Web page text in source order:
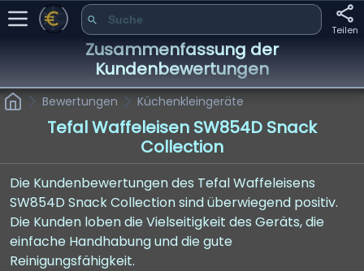
Teilen
Zusammenfassung der
Kundenbewertungen
Bewertungen Küchenkleingeräte
Tefal Waffeleisen SW854D Snack
Collection
Die Kundenbewertungen des Tefal Waffeleisens
SW854D Snack Collection sind überwiegend positiv.
Die Kunden loben die Vielseitigkeit des Geräts, die
einfache Handhabung und die gute
Reinigungsfähigkeit.